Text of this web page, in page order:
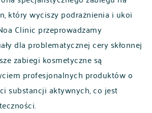
który wyciszy podrażnienia i ukoi
Clinic przeprowadzamy
dla problematycznej cery skłonnej
zabiegi kosmetyczne są
profesjonalnych produktów o
substancji aktywnych, co jest